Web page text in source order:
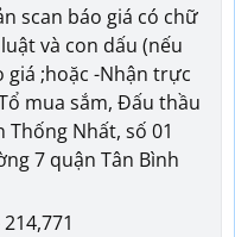
scan báo giá có chữ
và con dấu (nếu
giá ;hoặc -Nhận trực
mua sắm, Đấu thầu
Thống Nhất, số 01
7 quận Tân Bình